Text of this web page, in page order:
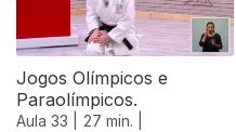
Jogos Olímpicos e
Paraolímpicos.
Aula 33 |
27 min. |